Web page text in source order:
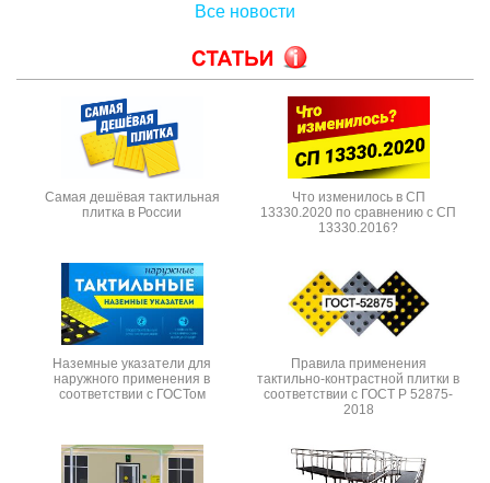
Все новости
Самая дешёвая тактильная
плитка в России
Что изменилось в СП
13330.2020 по сравнению с СП
13330.2016?
Наземные указатели для
наружного применения в
соответствии с ГОСТом
Правила применения
тактильно-контрастной плитки в
соответствии с ГОСТ Р 52875-
2018